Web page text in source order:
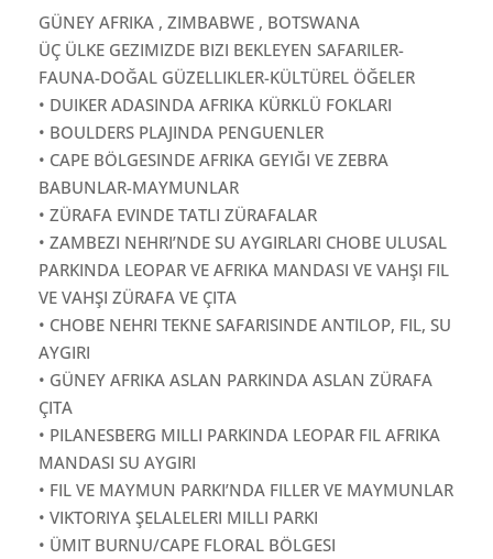
GÜNEY AFRIKA , ZIMBABWE , BOTSWANA
ÜÇ ÜLKE GEZIMIZDE BIZI BEKLEYEN SAFARILER-
FAUNA-DOĞAL GÜZELLIKLER-KÜLTÜREL ÖĞELER
• DUIKER ADASINDA AFRIKA KÜRKLÜ FOKLARI
• BOULDERS PLAJINDA PENGUENLER
• CAPE BÖLGESINDE AFRIKA GEYIĞI VE ZEBRA
BABUNLAR-MAYMUNLAR
• ZÜRAFA EVINDE TATLI ZÜRAFALAR
• ZAMBEZI NEHRI’NDE SU AYGIRLARI CHOBE ULUSAL
PARKINDA LEOPAR VE AFRIKA MANDASI VE VAHŞI FIL
VE VAHŞI ZÜRAFA VE ÇITA
• CHOBE NEHRI TEKNE SAFARISINDE ANTILOP, FIL, SU
AYGIRI
• GÜNEY AFRIKA ASLAN PARKINDA ASLAN ZÜRAFA
ÇITA
• PILANESBERG MILLI PARKINDA LEOPAR FIL AFRIKA
MANDASI SU AYGIRI
• FIL VE MAYMUN PARKI’NDA FILLER VE MAYMUNLAR
• VIKTORIYA ŞELALELERI MILLI PARKI
• ÜMIT BURNU/CAPE FLORAL BÖLGESI